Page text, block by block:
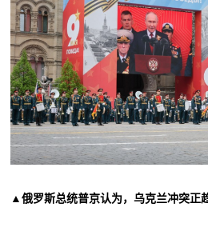
▲俄罗斯总统普京认为，乌克兰冲突正